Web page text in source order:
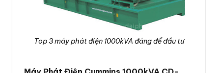
Top 3 máy phát điện 1000kVA đáng để đầu tư